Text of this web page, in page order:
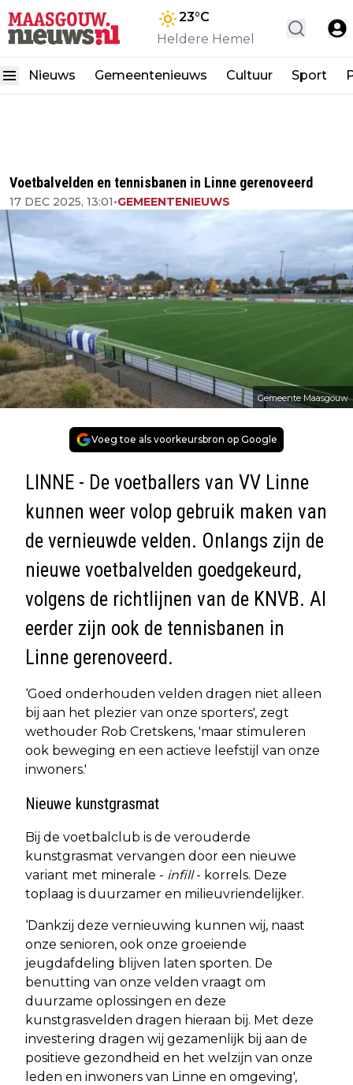
23°C
Heldere Hemel
Nieuws Gemeentenieuws Cultuur Sport
Voetbalvelden en tennisbanen in Linne gerenoveerd
17 DEC 2025, 13:01•GEMEENTENIEUWS
Gemeente Maasgouw
Voeg toe als voorkeursbron op Google
LINNE - De voetballers van VV Linne
kunnen weer volop gebruik maken van
de vernieuwde velden. Onlangs zijn de
nieuwe voetbalvelden goedgekeurd,
volgens de richtlijnen van de KNVB. Al
eerder zijn ook de tennisbanen in
Linne gerenoveerd.
‘Goed onderhouden velden dragen niet alleen
bij aan het plezier van onze sporters', zegt
wethouder Rob Cretskens, 'maar stimuleren
ook beweging en een actieve leefstijl van onze
inwoners.'
Nieuwe kunstgrasmat
Bij de voetbalclub is de verouderde
kunstgrasmat vervangen door een nieuwe
variant met minerale - infill- korrels. Deze
toplaag is duurzamer en milieuvriendelijker.
‘Dankzij deze vernieuwing kunnen wij, naast
onze senioren, ook onze groeiende
jeugdafdeling blijven laten sporten. De
benutting van onze velden vraagt om
duurzame oplossingen en deze
kunstgrasvelden dragen hieraan bij. Met deze
investering dragen wij gezamenlijk bij aan de
positieve gezondheid en het welzijn van onze
leden en inwoners van Linne en omgeving',